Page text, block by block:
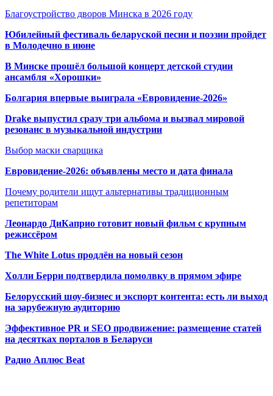
Благоустройство дворов Минска в 2026 году
Юбилейный фестиваль беларуской песни и поэзии пройдет
в Молодечно в июне
В Минске прошёл большой концерт детской студии
ансамбля «Хорошки»
Болгария впервые выиграла «Евровидение-2026»
Drake выпустил сразу три альбома и вызвал мировой
резонанс в музыкальной индустрии
Выбор маски сварщика
Евровидение-2026: объявлены место и дата финала
Почему родители ищут альтернативы традиционным
репетиторам
Леонардо ДиКаприо готовит новый фильм с крупным
режиссёром
The White Lotus продлён на новый сезон
Холли Берри подтвердила помолвку в прямом эфире
Белорусский шоу-бизнес и экспорт контента: есть ли выход
на зарубежную аудиторию
Эффективное PR и SEO продвижение: размещение статей
на десятках порталов в Беларуси
Радио Аплюс Beat